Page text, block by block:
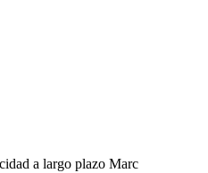
a largo plazo Marc